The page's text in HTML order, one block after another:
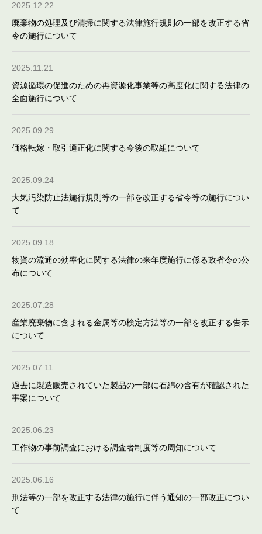
2025.12.22
廃棄物の処理及び清掃に関する法律施行規則の一部を改正する省
令の施行について
2025.11.21
資源循環の促進のための再資源化事業等の高度化に関する法律の
全面施行について
2025.09.29
価格転嫁・取引適正化に関する今後の取組について
2025.09.24
大気汚染防止法施行規則等の一部を改正する省令等の施行につい
て
2025.09.18
物資の流通の効率化に関する法律の来年度施行に係る政省令の公
布について
2025.07.28
産業廃棄物に含まれる金属等の検定方法等の一部を改正する告示
について
2025.07.11
過去に製造販売されていた製品の一部に石綿の含有が確認された
事案について
2025.06.23
工作物の事前調査における調査者制度等の周知について
2025.06.16
刑法等の一部を改正する法律の施行に伴う通知の一部改正につい
て